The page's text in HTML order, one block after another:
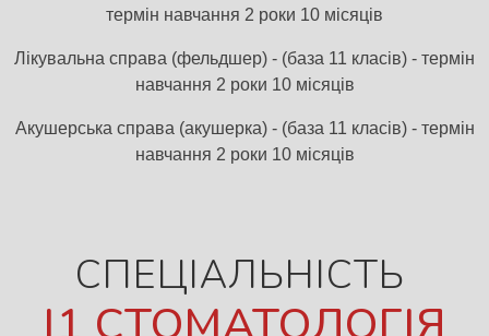
термін навчання 2 роки 10 місяців
Лікувальна справа (фельдшер) - (база 11 класів) - термін
навчання 2 роки 10 місяців
Акушерська справа (акушерка) - (база 11 класів) - термін
навчання 2 роки 10 місяців
СПЕЦІАЛЬНІСТЬ